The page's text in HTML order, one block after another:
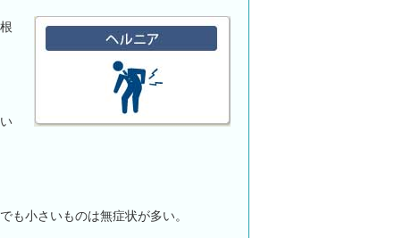
も小さいものは無症状が多い。